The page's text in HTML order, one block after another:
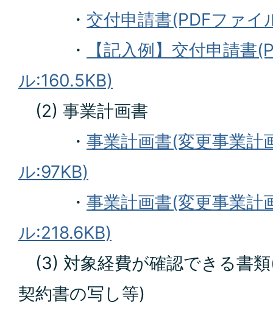
・ 交付申請書(PDFファイ
・
【記入例】交付申請書
ル:160.5KB)
(2) 事業計画書
・ 事業計画書(変更事業計
ル:97KB)
・ 事業計画書(変更事業計
ル:218.6KB)
(3) 対象経費が確認できる書
契約書の写し等)